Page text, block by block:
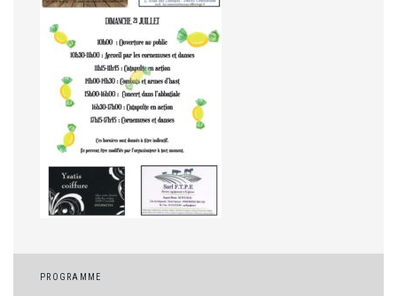
Navigation
PROGRAMME